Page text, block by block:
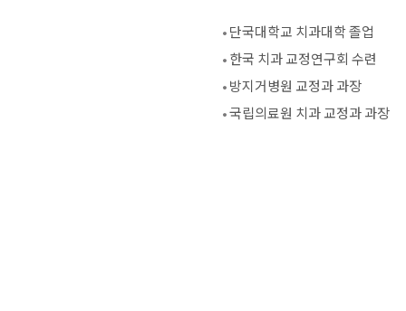
단국대학교 치과대학 졸업
한국 치과 교정연구회 수련
방지거병원 교정과 과장
국립의료원 치과 교정과 과장